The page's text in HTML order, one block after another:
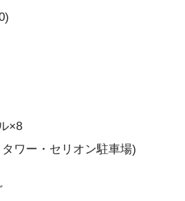
×8
ワー・セリオン駐車場)